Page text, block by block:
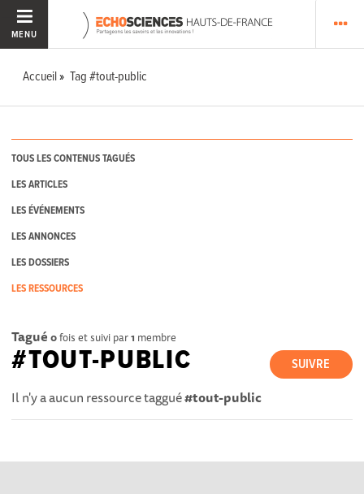
MENU
Accueil Tag #tout-public
TOUS LES CONTENUS TAGUÉS
LES ARTICLES
LES ÉVÉNEMENTS
LES ANNONCES
LES DOSSIERS
LES RESSOURCES
Tagué 0fois et suivi par1 membre
SUIVRE
#TOUT-PUBLIC
Il n'y a aucun ressource taggué#tout-public